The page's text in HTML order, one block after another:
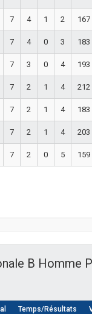
7 4 1 2 167
7 4 0 3 183
7 3 0 4 193
7 2 1 4 212
7 2 1 4 183
7 2 1 4 203
7 2 0 5 159
B Homme
Temps/Résultats